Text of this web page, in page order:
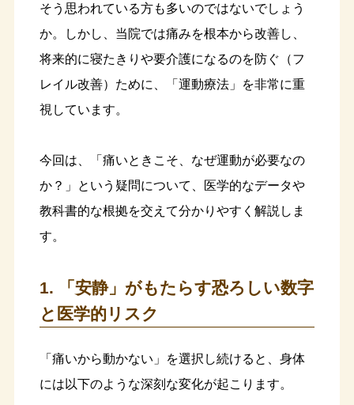
そう思われている方も多いのではないでしょう
か。しかし、当院では痛みを根本から改善し、
将来的に寝たきりや要介護になるのを防ぐ（フ
レイル改善）ために、「運動療法」を非常に重
視しています。
今回は、「痛いときこそ、なぜ運動が必要なの
か？」という疑問について、医学的なデータや
教科書的な根拠を交えて分かりやすく解説しま
す。
1. 「安静」がもたらす恐ろしい数字
と医学的リスク
「痛いから動かない」を選択し続けると、身体
には以下のような深刻な変化が起こります。